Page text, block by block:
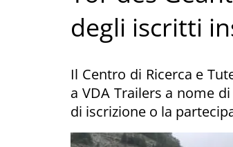
degli iscritti
Il Centro di Ricerca e
a VDA Trailers a nome
di iscrizione o la